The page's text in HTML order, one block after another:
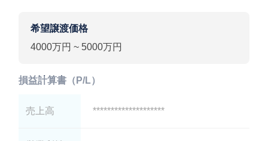
希望譲渡価格
4000万円 ~ 5000万円
損益計算書（P/L）
売上高 ********************